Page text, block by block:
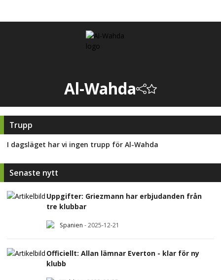
Al-Wahda
Trupp
I dagsläget har vi ingen trupp för Al-Wahda
Senaste nytt
Uppgifter: Griezmann har erbjudanden från
tre klubbar
Spanien -2025-12-21
Officiellt: Allan lämnar Everton - klar för ny
klubb